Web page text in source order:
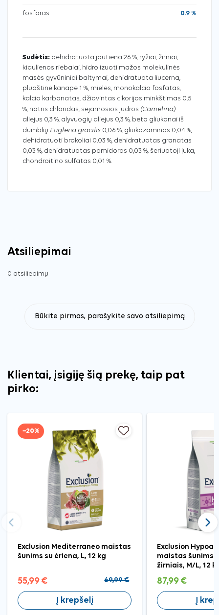
fosforas 0.9 %
Sudėtis: dehidratuota jautiena 26 %, ryžiai, žirniai,
kiaulienos riebalai, hidrolizuoti mažos molekulinės
masės gyvūniniai baltymai, dehidratuota liucerna,
pluoštinė kanapė 1 %, mielės, monokalcio fosfatas,
kalcio karbonatas, džiovintas cikorijos minkštimas 0,5
%, natris chloridas, sėjamosios judros (Camelina)
aliejus 0,3 %, alyvuogių aliejus 0,3 %, beta gliukanai iš
dumblių Euglena gracilis 0,06 %, gliukozaminas 0,04 %,
dehidratuoti brokoliai 0,03 %, dehidratuotas granatas
0,03 %, dehidratuotas pomidoras 0,03 %, šeriuotoji juka,
chondroitino sulfatas 0,01 %.
Atsiliepimai
0 atsiliepimų
Būkite pirmas, parašykite savo atsiliepimą
Klientai, įsigiję šią prekę, taip pat
pirko:
−20%
Exclusion Mediterraneo maistas
šunims su ėriena, L, 12 kg
55,99 € 69,99 €
Į krepšelį
Exclusion
maistas šunims
žirniais, M/L, 12
87,99 €
Į
Ankstesnis